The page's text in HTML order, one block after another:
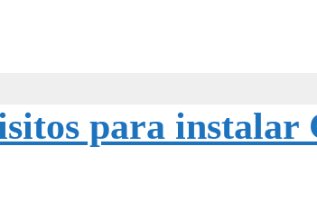
para instalar